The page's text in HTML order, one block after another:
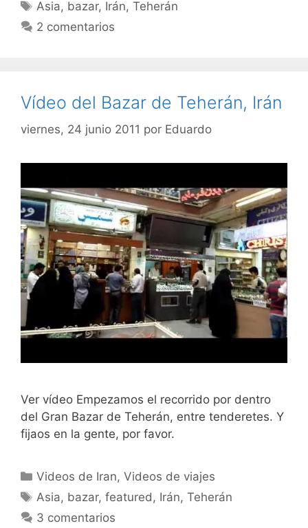
Etiquetas
Asia, bazar, Irán,Teherán
2 comentarios
Vídeo del Bazar de Teherán, Irán
viernes, 24 junio 2011 por Eduardo
Ver vídeo Empezamos el recorrido por dentro
del Gran Bazar de Teherán, entre tenderetes. Y
fijaos en la gente, por favor.
Categorías
Videos de Iran,Videos de viajes
Etiquetas
Asia, bazar,featured , Irán,Teherán
3 comentarios